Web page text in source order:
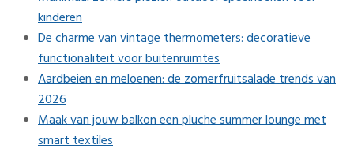
kinderen
De charme van vintage thermometers: decoratieve
functionaliteit voor buitenruimtes
Aardbeien en meloenen: de zomerfruitsalade trends van
2026
Maak van jouw balkon een pluche summer lounge met
smart textiles